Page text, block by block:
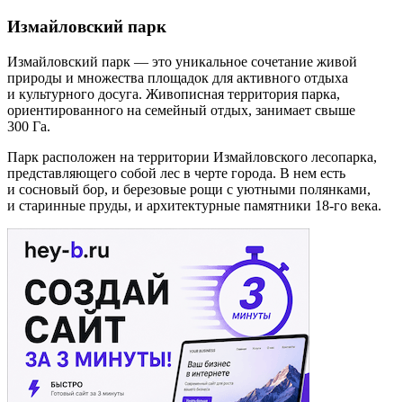
Измайловский парк
Измайловский парк — это уникальное сочетание живой
природы и множества площадок для активного отдыха
и культурного досуга. Живописная территория парка,
ориентированного на семейный отдых, занимает свыше
300 Га.
Парк расположен на территории Измайловского лесопарка,
представляющего собой лес в черте города. В нем есть
и сосновый бор, и березовые рощи с уютными полянками,
и старинные пруды, и архитектурные памятники 18-го века.